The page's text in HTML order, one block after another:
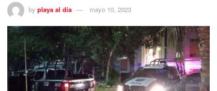
by playa al dia mayo 10, 2023